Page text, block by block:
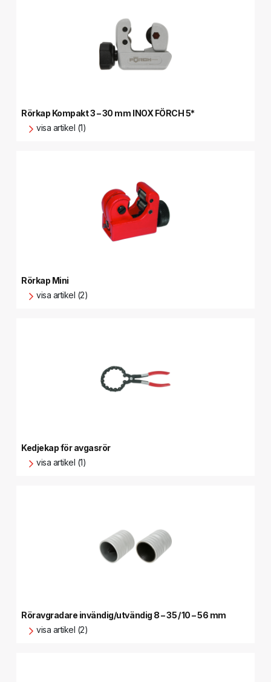
Rörkap Kompakt 3 – 30 mm INOX FÖRCH 5*
visa artikel (1)
Rörkap Mini
visa artikel (2)
Kedjekap för avgasrör
visa artikel (1)
Röravgradare invändig/utvändig 8 – 35 / 10 – 56 mm
visa artikel (2)